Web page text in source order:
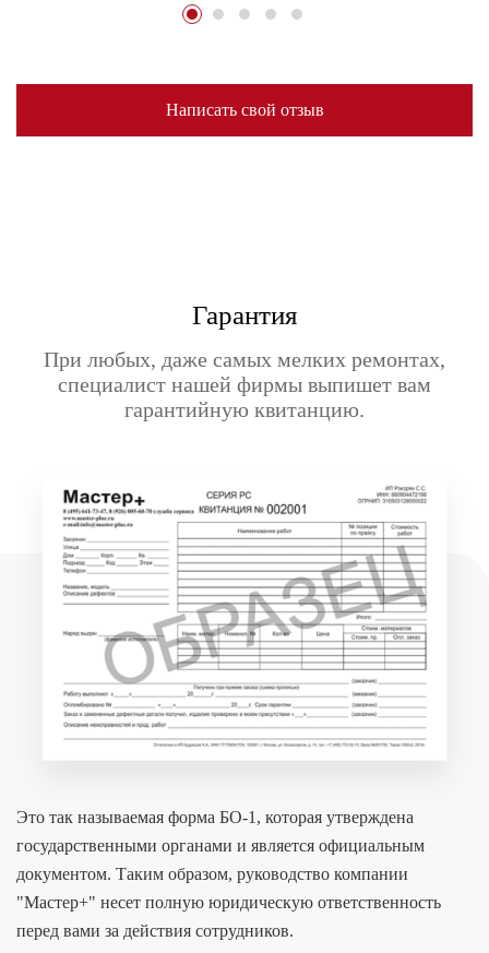
Написать свой отзыв
Гарантия
При любых, даже самых мелких ремонтах,
специалист нашей фирмы выпишет вам
гарантийную квитанцию.
Это так называемая форма БО-1, которая утверждена
государственными органами и является официальным
документом. Таким образом, руководство компании
"Мастер+" несет полную юридическую ответственность
перед вами за действия сотрудников.